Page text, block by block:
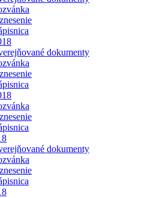
dokumenty
dokumenty